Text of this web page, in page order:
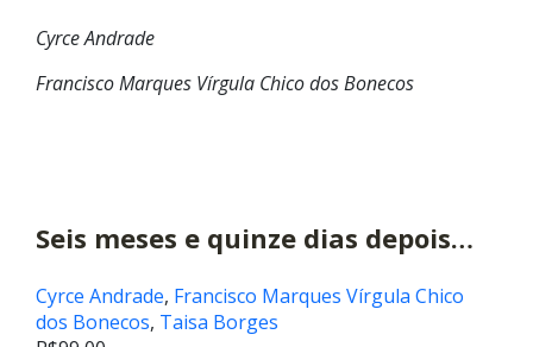
Cyrce Andrade
Francisco Marques Vírgula Chico dos Bonecos
Seis meses e quinze dias depois…
Cyrce Andrade, Francisco Marques Vírgula Chico
dos Bonecos, Taisa Borges